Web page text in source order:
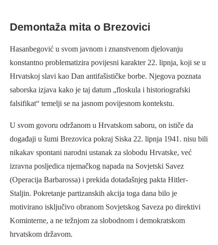
Demontaža mita o Brezovici
Hasanbegović u svom javnom i znanstvenom djelovanju
konstantno problematizira povijesni karakter 22. lipnja, koji se u
Hrvatskoj slavi kao Dan antifašističke borbe. Njegova poznata
saborska izjava kako je taj datum „floskula i historiografski
falsifikat“ temelji se na jasnom povijesnom kontekstu.
U svom govoru održanom u Hrvatskom saboru, on ističe da
događaji u šumi Brezovica pokraj Siska 22. lipnja 1941. nisu bili
nikakav spontani narodni ustanak za slobodu Hrvatske, već
izravna posljedica njemačkog napada na Sovjetski Savez
(Operacija Barbarossa) i prekida dotadašnjeg pakta Hitler-
Staljin. Pokretanje partizanskih akcija toga dana bilo je
motivirano isključivo obranom Sovjetskog Saveza po direktivi
Kominterne, a ne težnjom za slobodnom i demokratskom
hrvatskom državom.